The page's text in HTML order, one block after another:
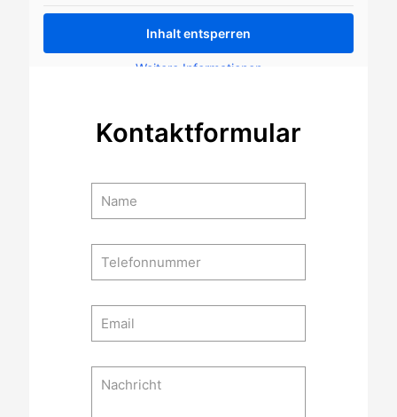
Inhalt entsperren
Weitere Informationen
Kontaktformular